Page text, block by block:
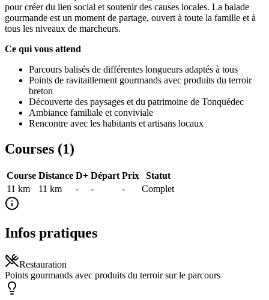
pour créer du lien social et soutenir des causes locales. La balade
gourmande est un moment de partage, ouvert à toute la famille et à
tous les niveaux de marcheurs.
Ce qui vous attend
Parcours balisés de différentes longueurs adaptés à tous
Points de ravitaillement gourmands avec produits du terroir
breton
Découverte des paysages et du patrimoine de Tonquédec
Ambiance familiale et conviviale
Rencontre avec les habitants et artisans locaux
Courses (1)
Course Distance D+ Départ Prix
Statut
11 km
11 km - - - Complet
Infos pratiques
Restauration
Points gourmands avec produits du terroir sur le parcours